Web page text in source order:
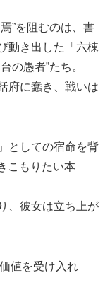
”を阻むのは、書
動き出した「六棟
の愚者”たち。
府に蠢き、戦いは
としての宿命を背
こもりたい本
、彼女は立ち上が
値を受け入れ